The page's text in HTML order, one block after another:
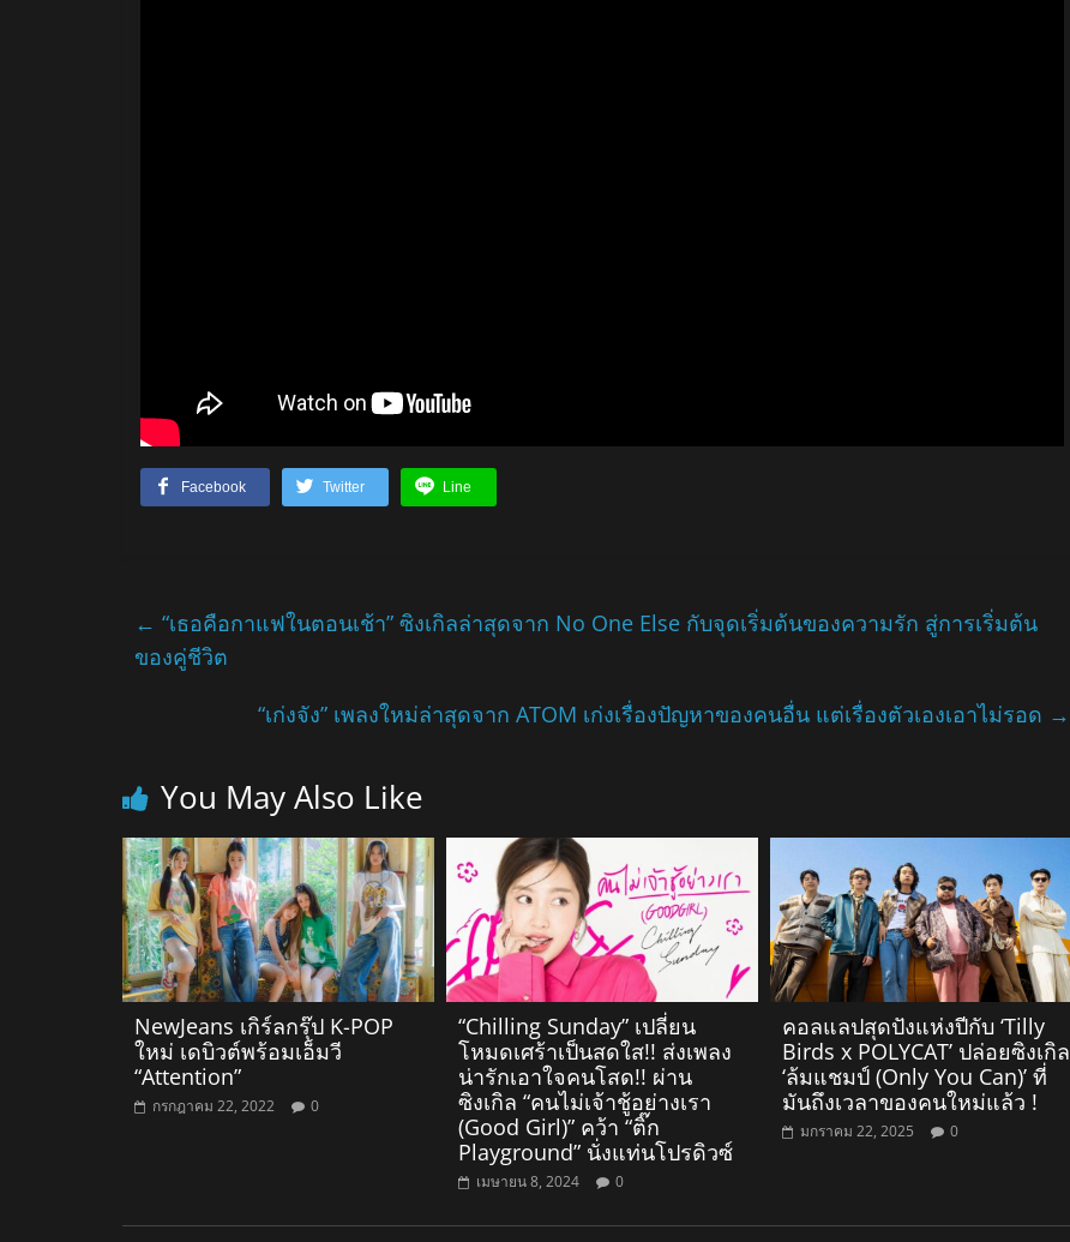
Facebook Twitter Line
← “เธอคือกาแฟในตอนเช้า” ซิงเกิลล่าสุดจาก No One Else กับจุดเริ่มต้นของความรัก สู่การเริ่มต้น
ของคู่ชีวิต
“เก่งจัง” เพลงใหม่ล่าสุดจาก ATOM เก่งเรื่องปัญหาของคนอื่น แต่เรื่องตัวเองเอาไม่รอด →
You May Also Like
NewJeans เกิร์ลกรุ๊ป K-POP
ใหม่ เดบิวต์พร้อมเอ็มวี
“Attention”
กรกฎาคม 22, 2022 0
“Chilling Sunday” เปลี่ยน
โหมดเศร้าเป็นสดใส!! ส่งเพลง
น่ารักเอาใจคนโสด!! ผ่าน
ซิงเกิล “คนไม่เจ้าชู้อย่างเรา
(Good Girl)” คว้า “ติ๊ก
Playground” นั่งแท่นโปรดิวซ์
เมษายน 8, 2024 0
คอลแลปสุดปังแห่งปีกับ ‘Tilly
Birds x POLYCAT’ ปล่อยซิงเกิล
‘ล้มแชมป์ (Only You Can)’ ที่
มันถึงเวลาของคนใหม่แล้ว !
มกราคม 22, 2025 0